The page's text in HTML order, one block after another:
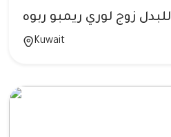
للبدل زوج لوري ريمبو ربوه
Kuwait